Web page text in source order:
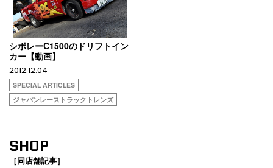
シボレーC1500のドリフトイン
カー【動画】
2012.12.04
SPECIAL ARTICLES
ジャパンレーストラックトレンズ
SHOP
［同店舗記事］